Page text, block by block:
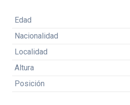
Edad
Nacionalidad
Localidad
Altura
Posición